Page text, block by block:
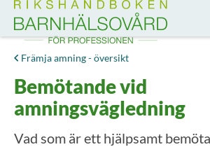
Till startsidan för Rikshandboken i
Främja amning - översikt
Bemötande vid
amningsvägledning
Vad som är ett hjälpsamt